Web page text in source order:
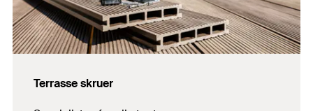
Terrasse skruer